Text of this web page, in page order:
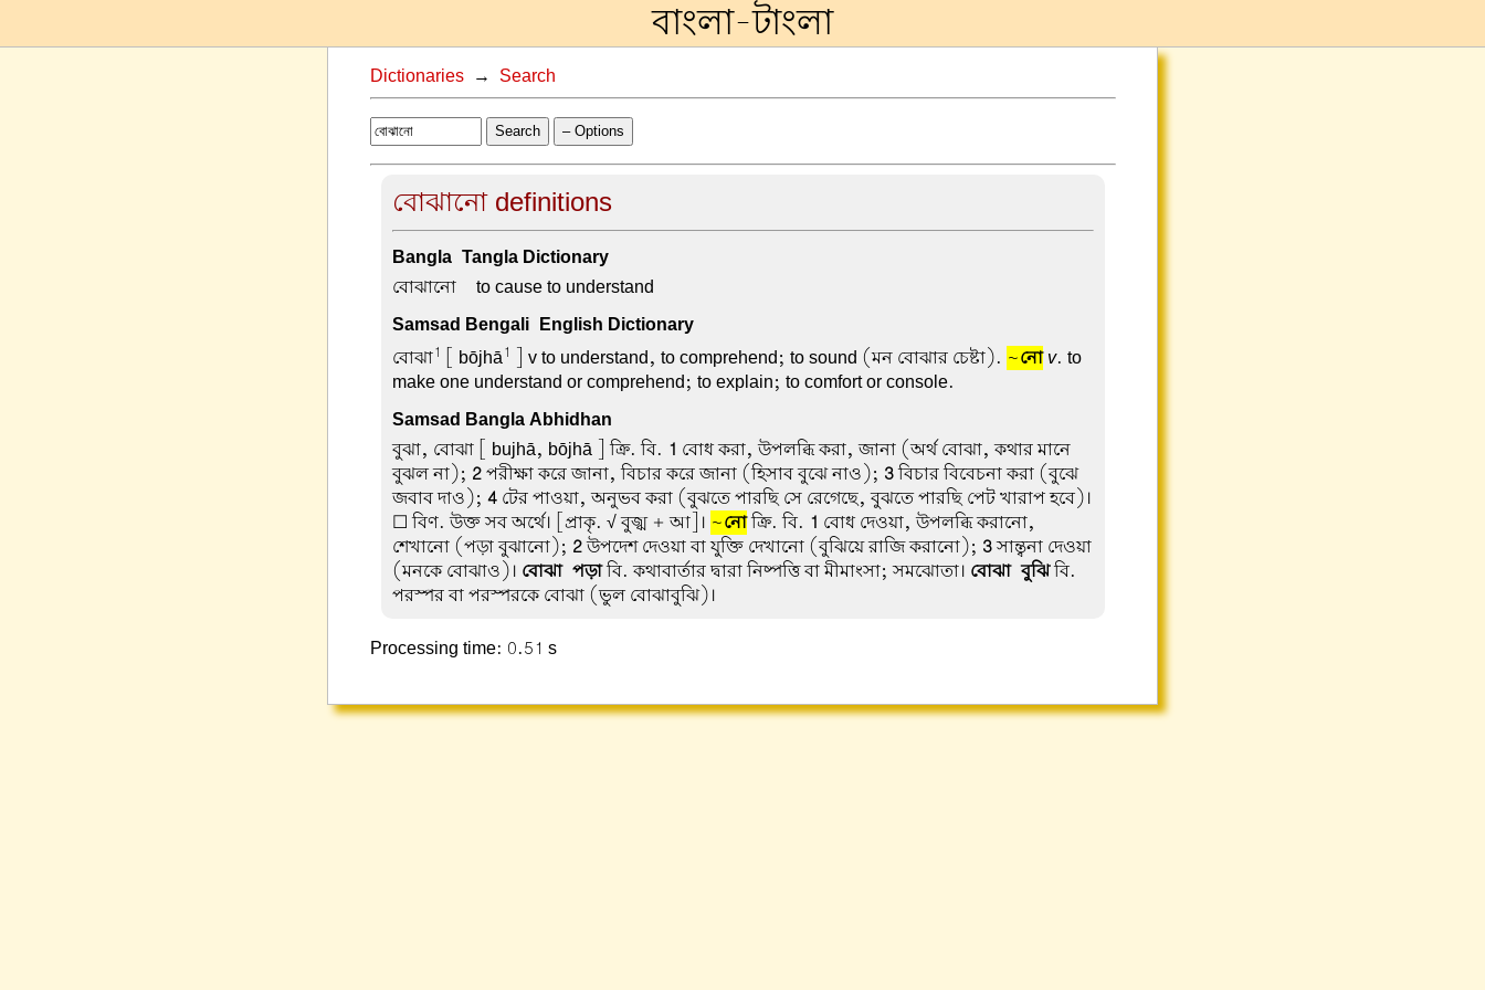
বাংলা-টাংলা
Dictionaries→ Search
Search – Options
বোঝানো definitions
Bangla-Tangla Dictionary
বোঝানো – to cause to understand
Samsad Bengali-English Dictionary
বোঝা1 [ bōjhā1 ] v to understand, to comprehend; to sound (মন বোঝার চেষ্টা). ~নো v. to
make one understand or comprehend; to explain; to comfort or console.
Samsad Bangla Abhidhan
বুঝা, বোঝা[ bujhā, bōjhā ] ক্রি. বি. 1 বোধ করা, উপলব্ধি করা, জানা (অর্থ বোঝা, কথার মানে
বুঝল না); 2পরীক্ষা করে জানা, বিচার করে জানা (হিসাব বুঝে নাও); 3বিচার বিবেচনা করা (বুঝে
জবাব দাও); 4টের পাওয়া, অনুভব করা (বুঝতে পারছি সে রেগেছে, বুঝতে পারছি পেট খারাপ হবে)।
☐ বিণ. উক্ত সব অর্থে। [প্রাকৃ. √ বুজ্ঝ + আ]। ~নোক্রি. বি. 1 বোধ দেওয়া, উপলব্ধি করানো,
শেখানো (পড়া বুঝানো); 2উপদেশ দেওয়া বা যুক্তি দেখানো (বুঝিয়ে রাজি করানো); 3সান্ত্বনা দেওয়া
(মনকে বোঝাও)। বোঝা-পড়াবি. কথাবার্তার দ্বারা নিষ্পত্তি বা মীমাংসা; সমঝোতা। বোঝা-বুঝিবি.
পরস্পর বা পরস্পরকে বোঝা (ভুল বোঝাবুঝি)।
Processing time: 0.51 s